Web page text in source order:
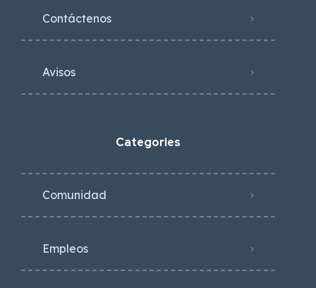
Contáctenos
Avisos
Categories
Comunidad
Empleos